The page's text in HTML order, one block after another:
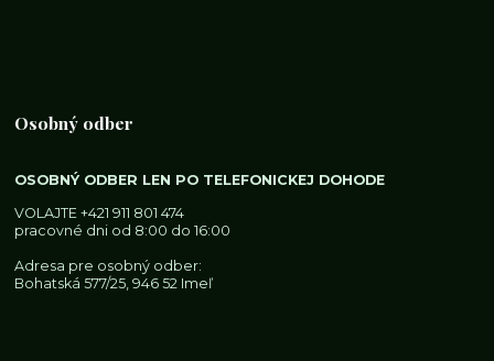
Osobný odber
OSOBNÝ ODBER LEN PO TELEFONICKEJ DOHODE
VOLAJTE+421 911 801 474
pracovné dni od 8:00 do 16:00
Adresa pre osobný odber:
Bohatská 577/25, 946 52 Imeľ